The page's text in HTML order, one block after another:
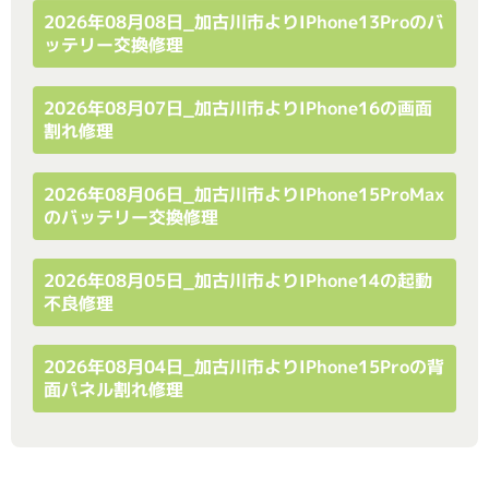
2026年08月08日_加古川市よりiPhone13Proのバ
ッテリー交換修理
2026年08月07日_加古川市よりiPhone16の画面
割れ修理
2026年08月06日_加古川市よりiPhone15ProMax
のバッテリー交換修理
2026年08月05日_加古川市よりiPhone14の起動
不良修理
2026年08月04日_加古川市よりiPhone15Proの背
面パネル割れ修理